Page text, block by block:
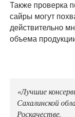
Также проверка
сайры могут
действительно
объема
«Лучшие
Сахалинской
Роскачестве.